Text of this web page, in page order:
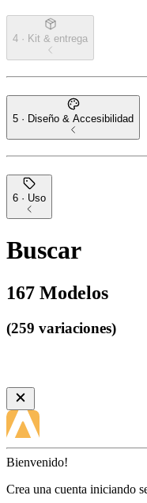
4 · Kit & entrega
5 · Diseño & Accesibilidad
6 · Uso
Buscar
167 Modelos
(259 variaciones)
Bienvenido!
Crea una cuenta iniciando